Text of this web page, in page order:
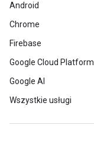
Android
Chrome
Firebase
Google Cloud Platform
Google AI
Wszystkie usługi